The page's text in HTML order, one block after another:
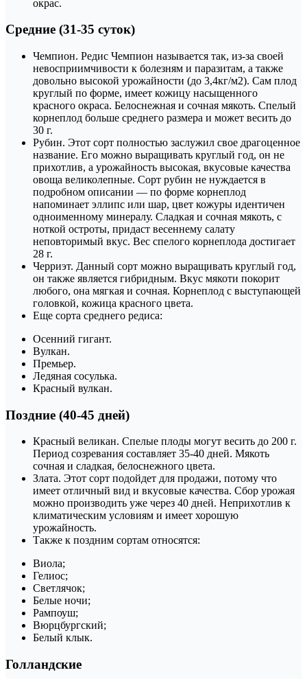
окрас.
Средние (31-35 суток)
Чемпион. Редис Чемпион называется так, из-за своей
невосприимчивости к болезням и паразитам, а также
довольно высокой урожайности (до 3,4кг/м2). Сам плод
круглый по форме, имеет кожицу насыщенного
красного окраса. Белоснежная и сочная мякоть. Спелый
корнеплод больше среднего размера и может весить до
30 г.
Рубин. Этот сорт полностью заслужил свое драгоценное
название. Его можно выращивать круглый год, он не
прихотлив, а урожайность высокая, вкусовые качества
овоща великолепные. Сорт рубин не нуждается в
подробном описании — по форме корнеплод
напоминает эллипс или шар, цвет кожуры идентичен
одноименному минералу. Сладкая и сочная мякоть, с
ноткой остроты, придаст весеннему салату
неповторимый вкус. Вес спелого корнеплода достигает
28 г.
Черриэт. Данный сорт можно выращивать круглый год,
он также является гибридным. Вкус мякоти покорит
любого, она мягкая и сочная. Корнеплод с выступающей
головкой, кожица красного цвета.
Еще сорта среднего редиса:
Осенний гигант.
Вулкан.
Премьер.
Ледяная сосулька.
Красный вулкан.
Поздние (40-45 дней)
Красный великан. Спелые плоды могут весить до 200 г.
Период созревания составляет 35-40 дней. Мякоть
сочная и сладкая, белоснежного цвета.
Злата. Этот сорт подойдет для продажи, потому что
имеет отличный вид и вкусовые качества. Сбор урожая
можно производить уже через 40 дней. Неприхотлив к
климатическим условиям и имеет хорошую
урожайность.
Также к поздним сортам относятся:
Виола;
Гелиос;
Светлячок;
Белые ночи;
Рампоуш;
Вюрцбургский;
Белый клык.
Голландские